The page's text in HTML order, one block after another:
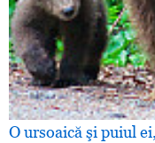
O ursoaică şi puiul